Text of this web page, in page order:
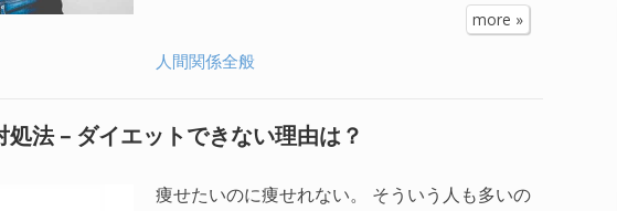
more »
人間関係全般
法 – ダイエットできない理由は？
痩せたいのに痩せれない。 そういう人も多いの